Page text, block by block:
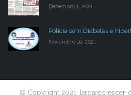
Dezembro 1, 2021
Polícia sem Diabetes e
Novembro 16, 2021
© Copyright 2021. largarecrescer-